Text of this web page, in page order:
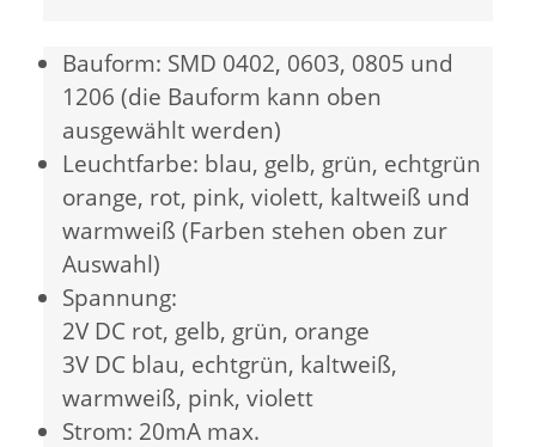
Bauform: SMD 0402, 0603, 0805 und
1206 (die Bauform kann oben
ausgewählt werden)
Leuchtfarbe: blau, gelb, grün, echtgrün
orange, rot, pink, violett, kaltweiß und
warmweiß (Farben stehen oben zur
Auswahl)
Spannung:
2V DC rot, gelb, grün, orange
3V DC blau, echtgrün, kaltweiß,
warmweiß, pink, violett
Strom: 20mA max.